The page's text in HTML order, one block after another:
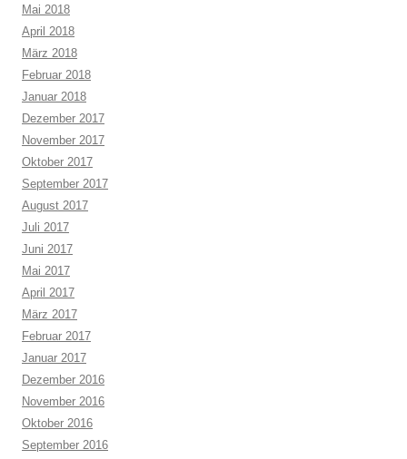
Mai 2018
April 2018
März 2018
Februar 2018
Januar 2018
Dezember 2017
November 2017
Oktober 2017
September 2017
August 2017
Juli 2017
Juni 2017
Mai 2017
April 2017
März 2017
Februar 2017
Januar 2017
Dezember 2016
November 2016
Oktober 2016
September 2016